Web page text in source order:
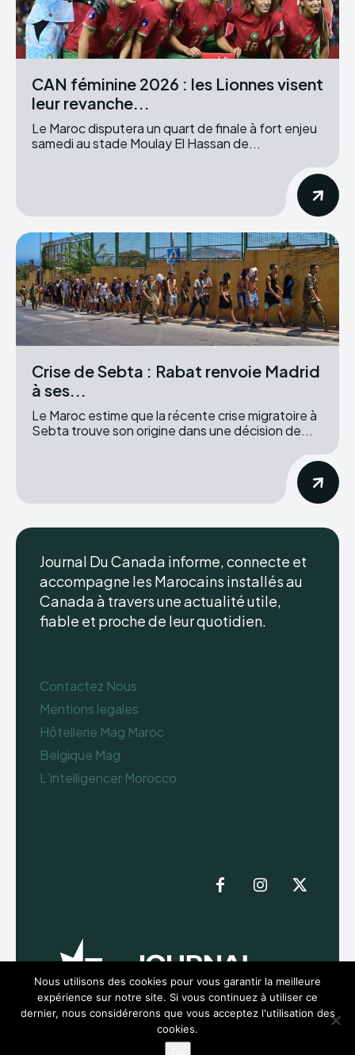
CAN féminine 2026 : les Lionnes visent
leur revanche...
Le Maroc disputera un quart de finale à fort enjeu
samedi au stade Moulay El Hassan de...
Crise de Sebta : Rabat renvoie Madrid
à ses...
Le Maroc estime que la récente crise migratoire à
Sebta trouve son origine dans une décision de...
Journal Du Canada informe, connecte et
accompagne les Marocains installés au
Canada à travers une actualité utile,
fiable et proche de leur quotidien.
Contactez Nous
Mentions legales
Hôtellerie Mag Maroc
Belgique Mag
L’intelligencer Morocco
Nous utilisons des cookies pour vous garantir la meilleure
expérience sur notre site. Si vous continuez à utiliser ce
dernier, nous considérerons que vous acceptez l'utilisation des
cookies.